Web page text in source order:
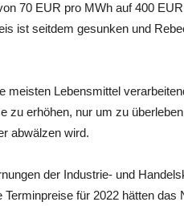
70 EUR pro MWh auf 400
ist seitdem gesunken und
meisten Lebensmittel
zu erhöhen, nur um zu
abwälzen wird.
der Industrie- und
für 2022 hätten